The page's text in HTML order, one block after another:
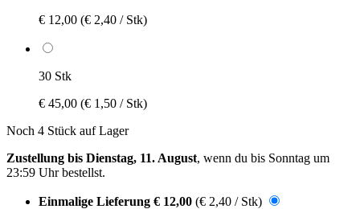
€ 12,00 (€ 2,40 / Stk)
30 Stk
€ 45,00 (€ 1,50 / Stk)
Noch 4 Stück auf Lager
Zustellung bis Dienstag, 11. August, wenn du bis Sonntag um
23:59 Uhrbestellst.
Einmalige Lieferung € 12,00 (€ 2,40 / Stk)